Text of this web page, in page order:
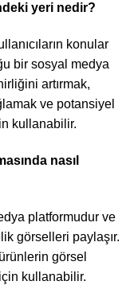
yeri nedir?
konular
bir sosyal medya
artırmak,
ve potansiyel
kullanabilir.
nasıl
platformudur ve
görselleri paylaşır.
görsel
kullanabilir.